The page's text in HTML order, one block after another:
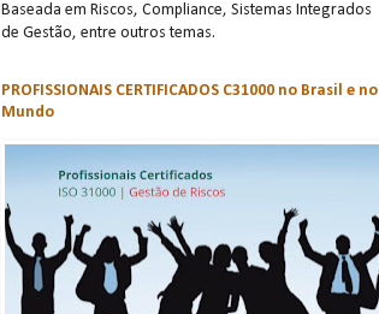
Baseada em Riscos, Compliance, Sistemas Integrados
de Gestão, entre outros temas.
PROFISSIONAIS CERTIFICADOS C31000 no Brasil e no
Mundo